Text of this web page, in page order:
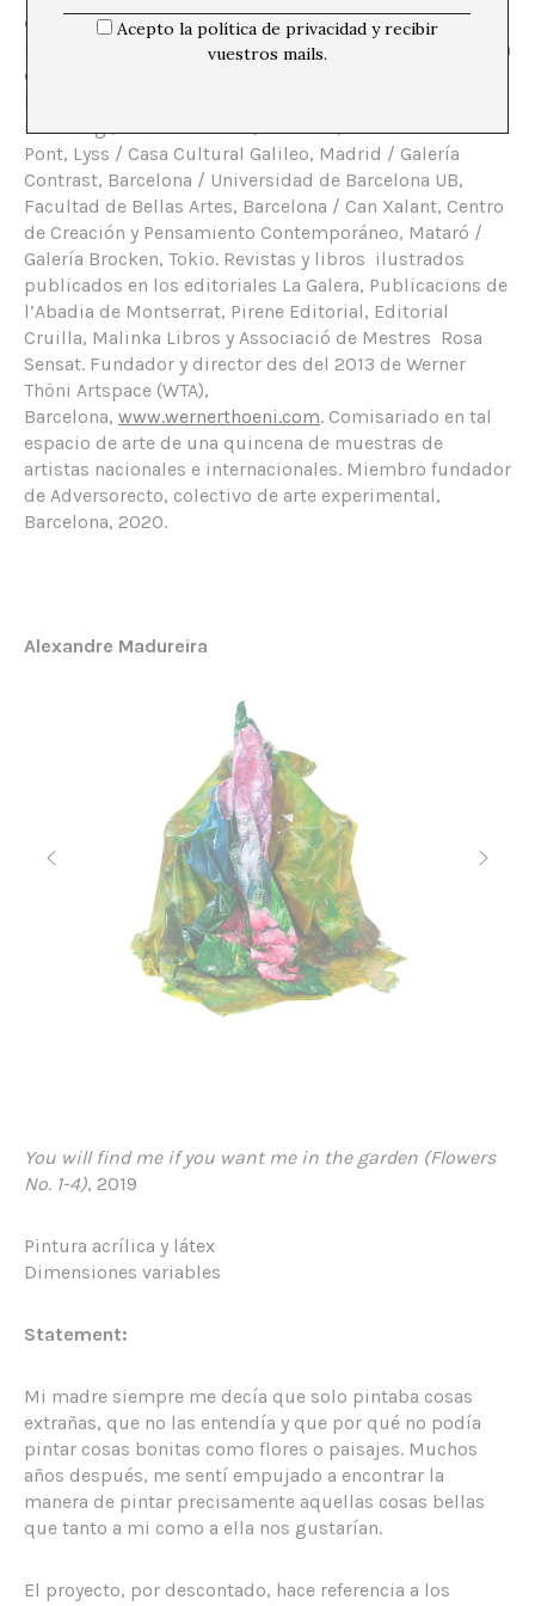
comisario y diseñador gráfico. Actividad expositiva
individual y colectiva des de 1978 hasta la actualidad en
espacios públicos y privados en Suiza, España y Japón.
Entre otros: Galería Leonart, Basilea / Galería Aquatinta,
Lenzburg / Kultur im Stab, Arisdorf / Art-Forum Petit
Pont, Lyss / Casa Cultural Galileo, Madrid / Galería
Contrast, Barcelona / Universidad de Barcelona UB,
Facultad de Bellas Artes, Barcelona / Can Xalant, Centro
de Creación y Pensamiento Contemporáneo, Mataró /
Galería Brocken, Tokio. Revistas y libros ilustrados
publicados en los editoriales La Galera, Publicacions de
l’Abadia de Montserrat, Pirene Editorial, Editorial
Cruilla, Malinka Libros y Associació de Mestres Rosa
Sensat. Fundador y director des del 2013 de Werner
Thöni Artspace (WTA),
Barcelona, www.wernerthoeni.com. Comisariado en tal
espacio de arte de una quincena de muestras de
artistas nacionales e internacionales. Miembro fundador
de Adversorecto, colectivo de arte experimental,
Barcelona, 2020.
Alexandre Madureira
You will find me if you want me in the garden (Flowers
No. 1-4), 2019
Pintura acrílica y látex
Dimensiones variables
Statement:
Mi madre siempre me decía que solo pintaba cosas
extrañas, que no las entendía y que por qué no podía
pintar cosas bonitas como flores o paisajes. Muchos
años después, me sentí empujado a encontrar la
manera de pintar precisamente aquellas cosas bellas
que tanto a mi como a ella nos gustarían.
El proyecto, por descontado, hace referencia a los
Acepto la política de privacidad y recibir
vuestros mails.